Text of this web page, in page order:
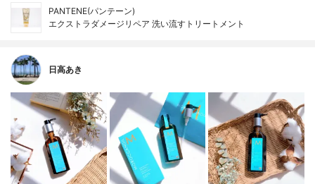
PANTENE(パンテーン)
エクストラダメージリペア 洗い流すトリートメント
日高あき